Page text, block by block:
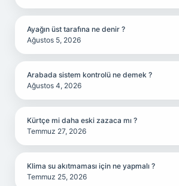
Ayağın üst tarafına ne denir ?
Ağustos 5, 2026
Arabada sistem kontrolü ne demek ?
Ağustos 4, 2026
Kürtçe mi daha eski zazaca mı ?
Temmuz 27, 2026
Klima su akıtmaması için ne yapmalı ?
Temmuz 25, 2026